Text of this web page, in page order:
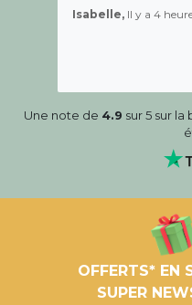
Isabelle, Il y a 4
Une note de 4.9 sur 5 sur la
OFFERTS* EN
SUPER